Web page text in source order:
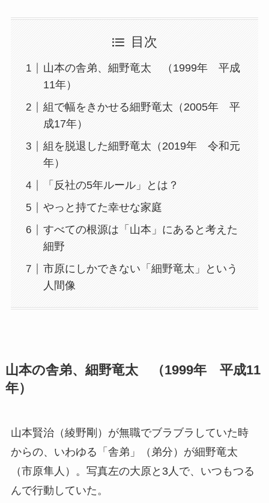
目次
山本の舎弟、細野竜太 （1999年 平成
11年）
組で幅をきかせる細野竜太（2005年 平
成17年）
組を脱退した細野竜太（2019年 令和元
年）
「反社の5年ルール」とは？
やっと持てた幸せな家庭
すべての根源は「山本」にあると考えた
細野
市原にしかできない「細野竜太」という
人間像
山本の舎弟、細野竜太 （1999年 平成11
年）
山本賢治（綾野剛）が無職でブラブラしていた時
からの、いわゆる「舎弟」（弟分）が細野竜太
（市原隼人）。写真左の大原と3人で、いつもつる
んで行動していた。